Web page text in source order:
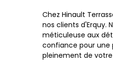
Chez Hinault
nos clients d'Erquy.
méticuleuse aux
confiance pour une
pleinement de